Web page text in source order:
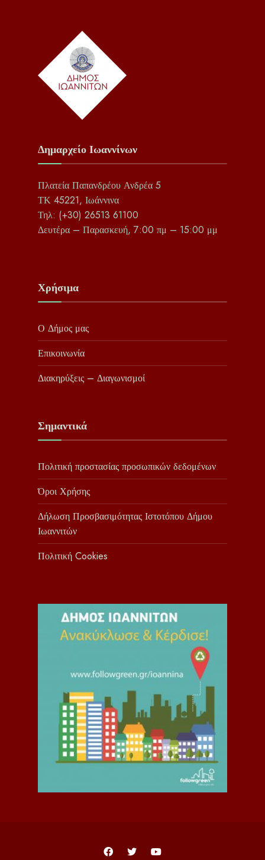
Δημαρχείο Ιωαννίνων
Πλατεία Παπανδρέου Ανδρέα 5
ΤΚ 45221, Ιωάννινα
Τηλ: (+30) 26513 61100
Δευτέρα – Παρασκευή, 7:00 πμ – 15:00 μμ
Χρήσιμα
Ο Δήμος μας
Επικοινωνία
Διακηρύξεις – Διαγωνισμοί
Σημαντικά
Πολιτική προστασίας προσωπικών δεδομένων
Όροι Χρήσης
Δήλωση Προσβασιμότητας Ιστοτόπου Δήμου
Ιωαννιτών
Πολιτική Cookies